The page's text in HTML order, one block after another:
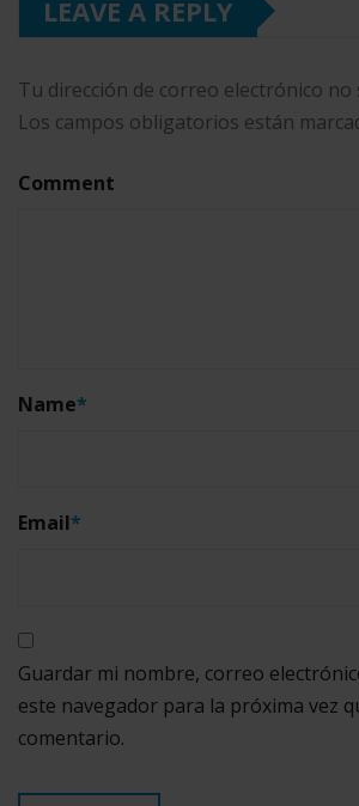
LEAVE A REPLY
Tu dirección de correo electrónico no
Los campos obligatorios están
Comment
Name*
Email*
Guardar mi nombre, correo
este navegador para la próxima vez
comentario.